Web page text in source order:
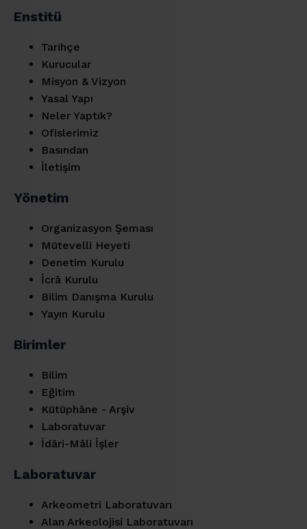
Enstitü
Tarihçe
Kurucular
Misyon & Vizyon
Yasal Yapı
Neler Yaptık?
Ofislerimiz
Basından
İletişim
Yönetim
Organizasyon Şeması
Mütevelli Heyeti
Denetim Kurulu
İcrâ Kurulu
Bilim Danışma Kurulu
Yayın Kurulu
Birimler
Bilim
Eğitim
Kütüphâne - Arşiv
Laboratuvar
İdâri-Mâli İşler
Laboratuvar
Arkeometri Laboratuvarı
Alan Arkeolojisi Laboratuvarı